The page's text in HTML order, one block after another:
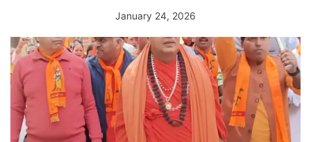
January 24, 2026